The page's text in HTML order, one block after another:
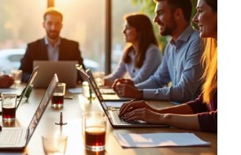
debe ser evaluado cuidadosamente
similares a las anteriores.
en el sector inmobiliario, puedo
informadas sobre tu carrera. Si
conversar sobre tu situación particular,
al 13057764866.